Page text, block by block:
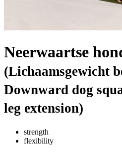
Neerwaartse
(Lichaamsgewicht
Downward dog
leg extension)
strength
flexibility